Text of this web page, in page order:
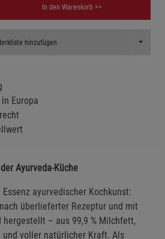
In den Warenkorb >>
hinzufügen Toggle
Europa
Ayurveda-Küche
ayurvedischer Kochkunst:
überlieferter Rezeptur und mit
– aus 99,9 % Milchfett,
voller natürlicher Kraft. Als